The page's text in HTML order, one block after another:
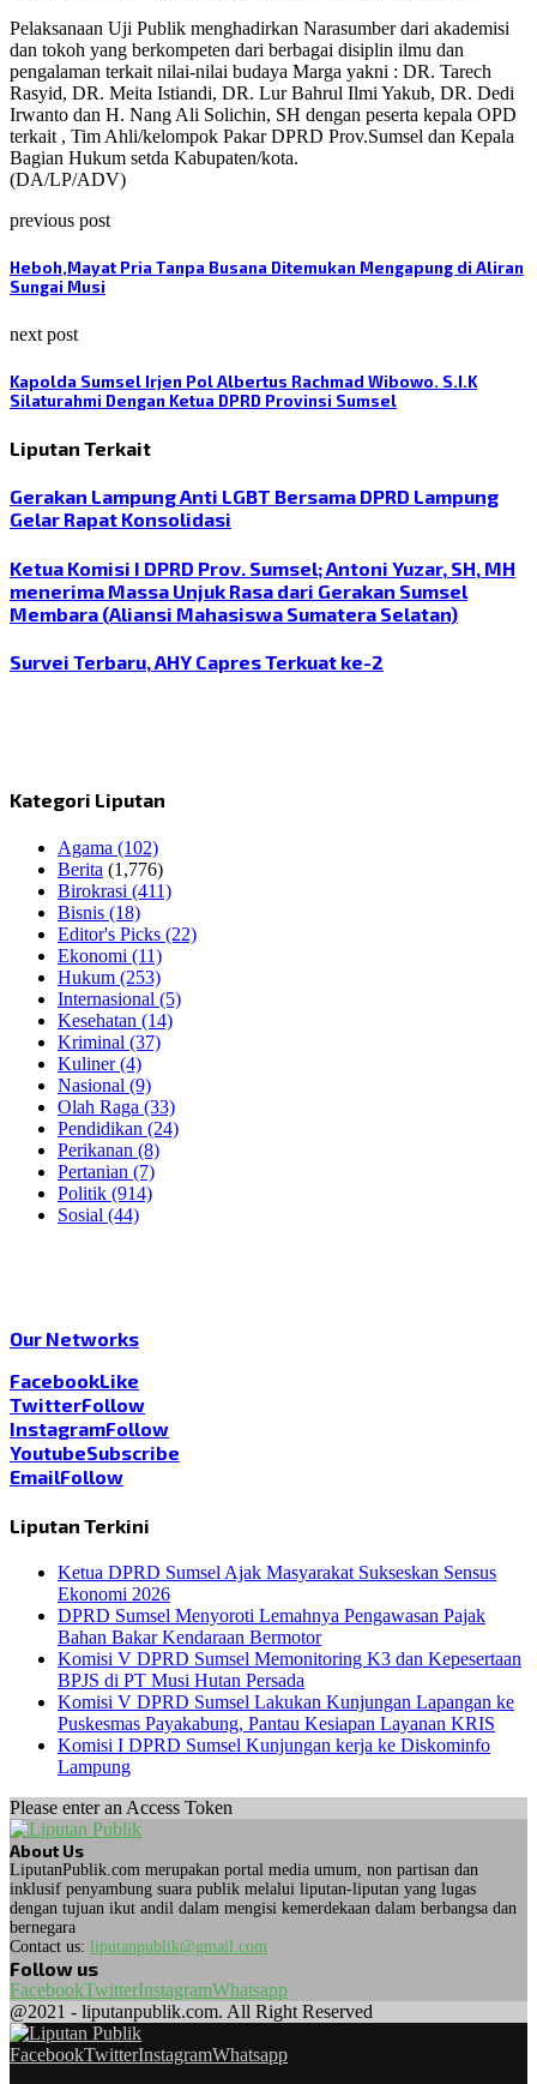
Pelaksanaan Uji Publik menghadirkan Narasumber dari akademisi
dan tokoh yang berkompeten dari berbagai disiplin ilmu dan
pengalaman terkait nilai-nilai budaya Marga yakni : DR. Tarech
Rasyid, DR. Meita Istiandi, DR. Lur Bahrul Ilmi Yakub, DR. Dedi
Irwanto dan H. Nang Ali Solichin, SH dengan peserta kepala OPD
terkait , Tim Ahli/kelompok Pakar DPRD Prov.Sumsel dan Kepala
Bagian Hukum setda Kabupaten/kota.
(DA/LP/ADV)
previous post
Heboh,Mayat Pria Tanpa Busana Ditemukan Mengapung di Aliran
Sungai Musi
next post
Kapolda Sumsel Irjen Pol Albertus Rachmad Wibowo. S.I.K
Silaturahmi Dengan Ketua DPRD Provinsi Sumsel
Liputan Terkait
Gerakan Lampung Anti LGBT Bersama DPRD Lampung
Gelar Rapat Konsolidasi
Ketua Komisi I DPRD Prov. Sumsel; Antoni Yuzar, SH, MH
menerima Massa Unjuk Rasa dari Gerakan Sumsel
Membara (Aliansi Mahasiswa Sumatera Selatan)
Survei Terbaru, AHY Capres Terkuat ke-2
Kategori Liputan
Agama (102)
Berita (1,776)
Birokrasi (411)
Bisnis (18)
Editor's Picks (22)
Ekonomi (11)
Hukum (253)
Internasional (5)
Kesehatan (14)
Kriminal (37)
Kuliner(4)
Nasional (9)
Olah Raga (33)
Pendidikan (24)
Perikanan (8)
Pertanian (7)
Politik (914)
Sosial (44)
Our Networks
FacebookLike
TwitterFollow
InstagramFollow
YoutubeSubscribe
EmailFollow
Liputan Terkini
Ketua DPRD Sumsel Ajak Masyarakat Sukseskan Sensus
Ekonomi 2026
DPRD Sumsel Menyoroti Lemahnya Pengawasan Pajak
Bahan Bakar Kendaraan Bermotor
Komisi V DPRD Sumsel Memonitoring K3 dan Kepesertaan
BPJS di PT Musi Hutan Persada
Komisi V DPRD Sumsel Lakukan Kunjungan Lapangan ke
Puskesmas Payakabung, Pantau Kesiapan Layanan KRIS
Komisi I DPRD Sumsel Kunjungan kerja ke Diskominfo
Lampung
Please enter an Access Token
About Us
LiputanPublik.com merupakan portal media umum, non partisan dan
inklusif penyambung suara publik melalui liputan-liputan yang lugas
dengan tujuan ikut andil dalam mengisi kemerdekaan dalam berbangsa dan
bernegara
Contact us: liputanpublik@gmail.com
Follow us
FacebookTwitterInstagramWhatsapp
@2021 - liputanpublik.com. All Right Reserved
FacebookTwitterInstagramWhatsapp